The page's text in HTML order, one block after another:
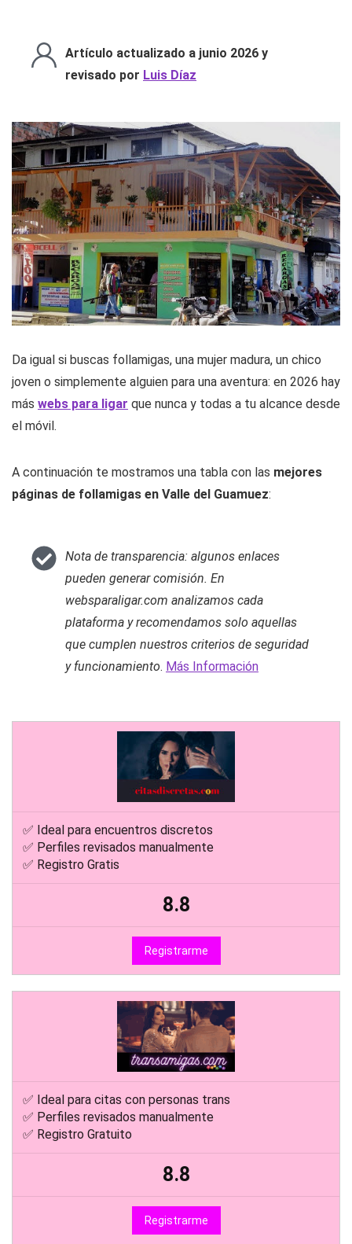
Artículo actualizado a junio 2026 y
revisado por Luis Díaz
Da igual si buscas follamigas, una mujer madura, un chico
joven o simplemente alguien para una aventura: en 2026 hay
más webs para ligar que nunca y todas a tu alcance desde
el móvil.
A continuación te mostramos una tabla con las mejores
páginas de follamigas en Valle del Guamuez:
Nota de transparencia: algunos enlaces
pueden generar comisión. En
websparaligar.com analizamos cada
plataforma y recomendamos solo aquellas
que cumplen nuestros criterios de seguridad
y funcionamiento. Más Información
✅ Ideal para encuentros discretos
✅ Perfiles revisados manualmente
✅ Registro Gratis
8.8
Registrarme
✅ Ideal para citas con personas trans
✅ Perfiles revisados manualmente
✅ Registro Gratuito
8.8
Registrarme